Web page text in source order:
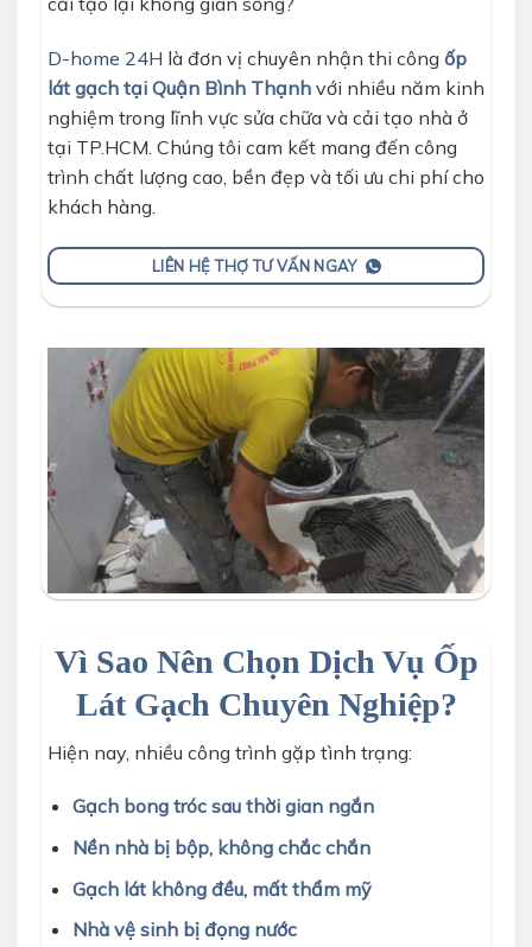
D-home 24H là đơn vị chuyên nhận thi công ốp
lát gạch tại Quận Bình Thạnh với nhiều năm kinh
nghiệm trong lĩnh vực sửa chữa và cải tạo nhà ở
tại TP.HCM. Chúng tôi cam kết mang đến công
trình chất lượng cao, bền đẹp và tối ưu chi phí cho
khách hàng.
LIÊN HỆ THỢ TƯ VẤN NGAY
Vì Sao Nên Chọn Dịch Vụ Ốp
Lát Gạch Chuyên Nghiệp?
Hiện nay, nhiều công trình gặp tình trạng:
Gạch bong tróc sau thời gian ngắn
Nền nhà bị bộp, không chắc chắn
Gạch lát không đều, mất thẩm mỹ
Nhà vệ sinh bị đọng nước